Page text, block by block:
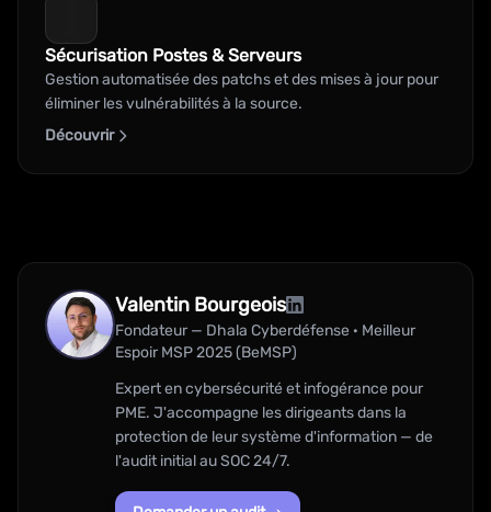
Sécurisation Postes & Serveurs
Gestion automatisée des patchs et des mises à jour pour
éliminer les vulnérabilités à la source.
Découvrir
Valentin Bourgeois
Fondateur — Dhala Cyberdéfense · Meilleur
Espoir MSP 2025 (BeMSP)
Expert en cybersécurité et infogérance pour
PME. J'accompagne les dirigeants dans la
protection de leur système d'information — de
l'audit initial au SOC 24/7.